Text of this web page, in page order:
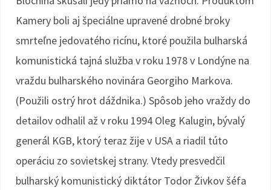
Kamery boli aj špeciálne upravené drobné broky
smrteľne jedovatého ricínu, ktoré použila bulharská
komunistická tajná služba v roku 1978 v Londýne na
vraždu bulharského novinára Georgiho Markova.
(Použili ostrý hrot dáždnika.) Spôsob jeho vraždy do
detailov odhalil až v roku 1994 Oleg Kalugin, bývalý
generál KGB, ktorý teraz žije v USA a riadil túto
operáciu zo sovietskej strany. Vtedy presvedčil
bulharský komunistický diktátor Todor Živkov šéfa